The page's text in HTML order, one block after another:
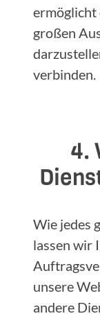
ermöglicht
großen
verbinden.
4.
Wie jedes
lassen wir
unsere
andere